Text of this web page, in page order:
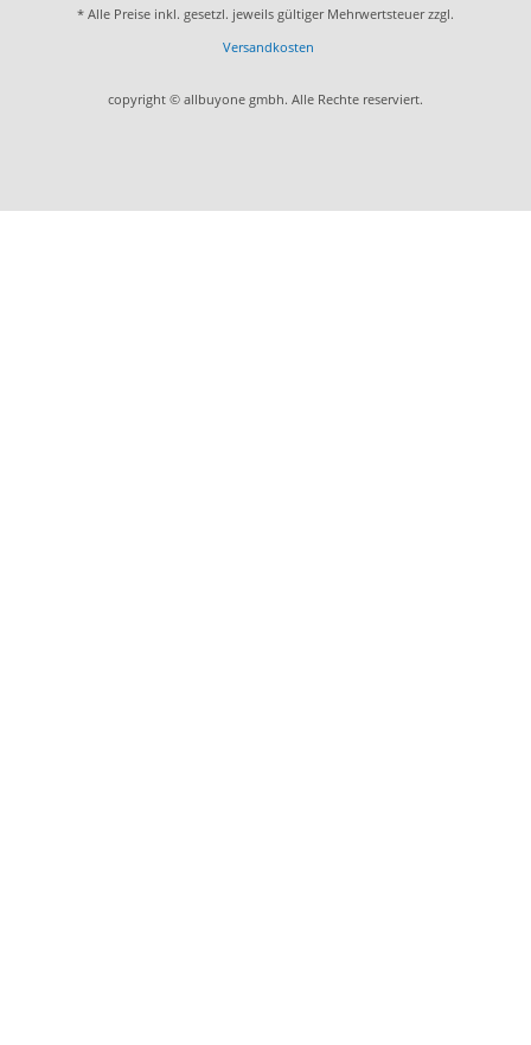
* Alle Preise inkl. gesetzl. jeweils gültiger Mehrwertsteuer zzgl.
Versandkosten
copyright © allbuyone gmbh. Alle Rechte reserviert.